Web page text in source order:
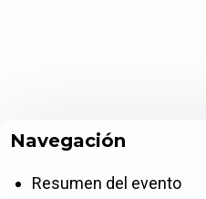
Navegación
Resumen del evento